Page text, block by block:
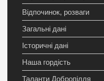
Відпочинок, розваги
Загальні дані
Історичні дані
Наша гордість
Таланти Добропілля